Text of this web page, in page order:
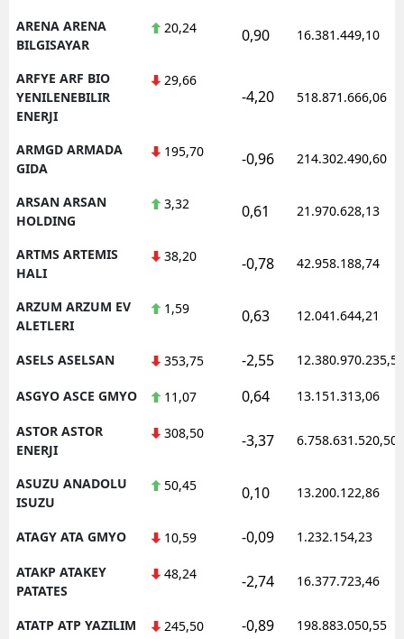
ARENA ARENA
BILGISAYAR
20,24 0,90 16.381.449,10
ARFYE ARF BIO
YENILENEBILIR
ENERJI
29,66
-4,20 518.871.666,06
ARMGD ARMADA
GIDA
195,70 -0,96 214.302.490,60
ARSAN ARSAN
HOLDING
3,32 0,61 21.970.628,13
ARTMS ARTEMIS
HALI
38,20 -0,78 42.958.188,74
ARZUM ARZUM EV
ALETLERI
1,59 0,63 12.041.644,21
ASELS ASELSAN 353,75 -2,55 12.380.970.235,50
ASGYO ASCE GMYO 11,07 0,64 13.151.313,06
ASTOR ASTOR
ENERJI
308,50 -3,37 6.758.631.520,50
ASUZU ANADOLU
ISUZU
50,45 0,10 13.200.122,86
ATAGY ATA GMYO 10,59 -0,09 1.232.154,23
ATAKP ATAKEY
PATATES
48,24 -2,74 16.377.723,46
ATATP ATP YAZILIM 245,50 -0,89 198.883.050,55